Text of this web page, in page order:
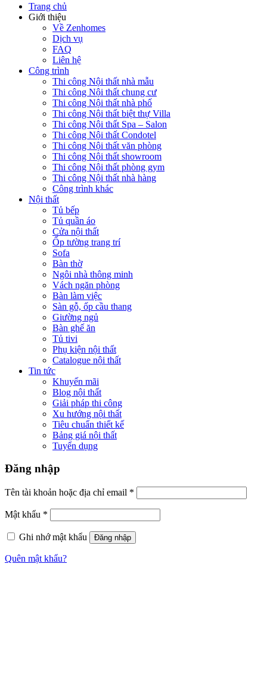
Thi công Nội thất showroom
Thi công Nội thất phòng gym
Thi công Nội thất nhà hàng
Công trình khác
Nội thất
Tủ bếp
Tủ quần áo
Cửa nội thất
Ốp tường trang trí
Sofa
Bàn thờ
Ngôi nhà thông minh
Vách ngăn phòng
Bàn làm việc
Sàn gỗ, ốp cầu thang
Giường ngủ
Bàn ghế ăn
Tủ tivi
Phụ kiện nội thất
Catalogue nội thất
Tin tức
Khuyến mãi
Blog nội thất
Giải pháp thi công
Xu hướng nội thất
Tiêu chuẩn thiết kế
Bảng giá nội thất
Tuyển dụng
Đăng nhập
Tên tài khoản hoặc địa chỉ email
Mật khẩu*
Ghi nhớ mật khẩu Đăng nhập
Quên mật khẩu?